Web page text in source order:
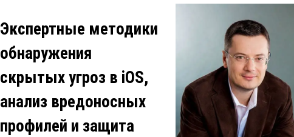
Экспертные методики
обнаружения
скрытых угроз в iOS,
анализ вредоносных
профилей и защита